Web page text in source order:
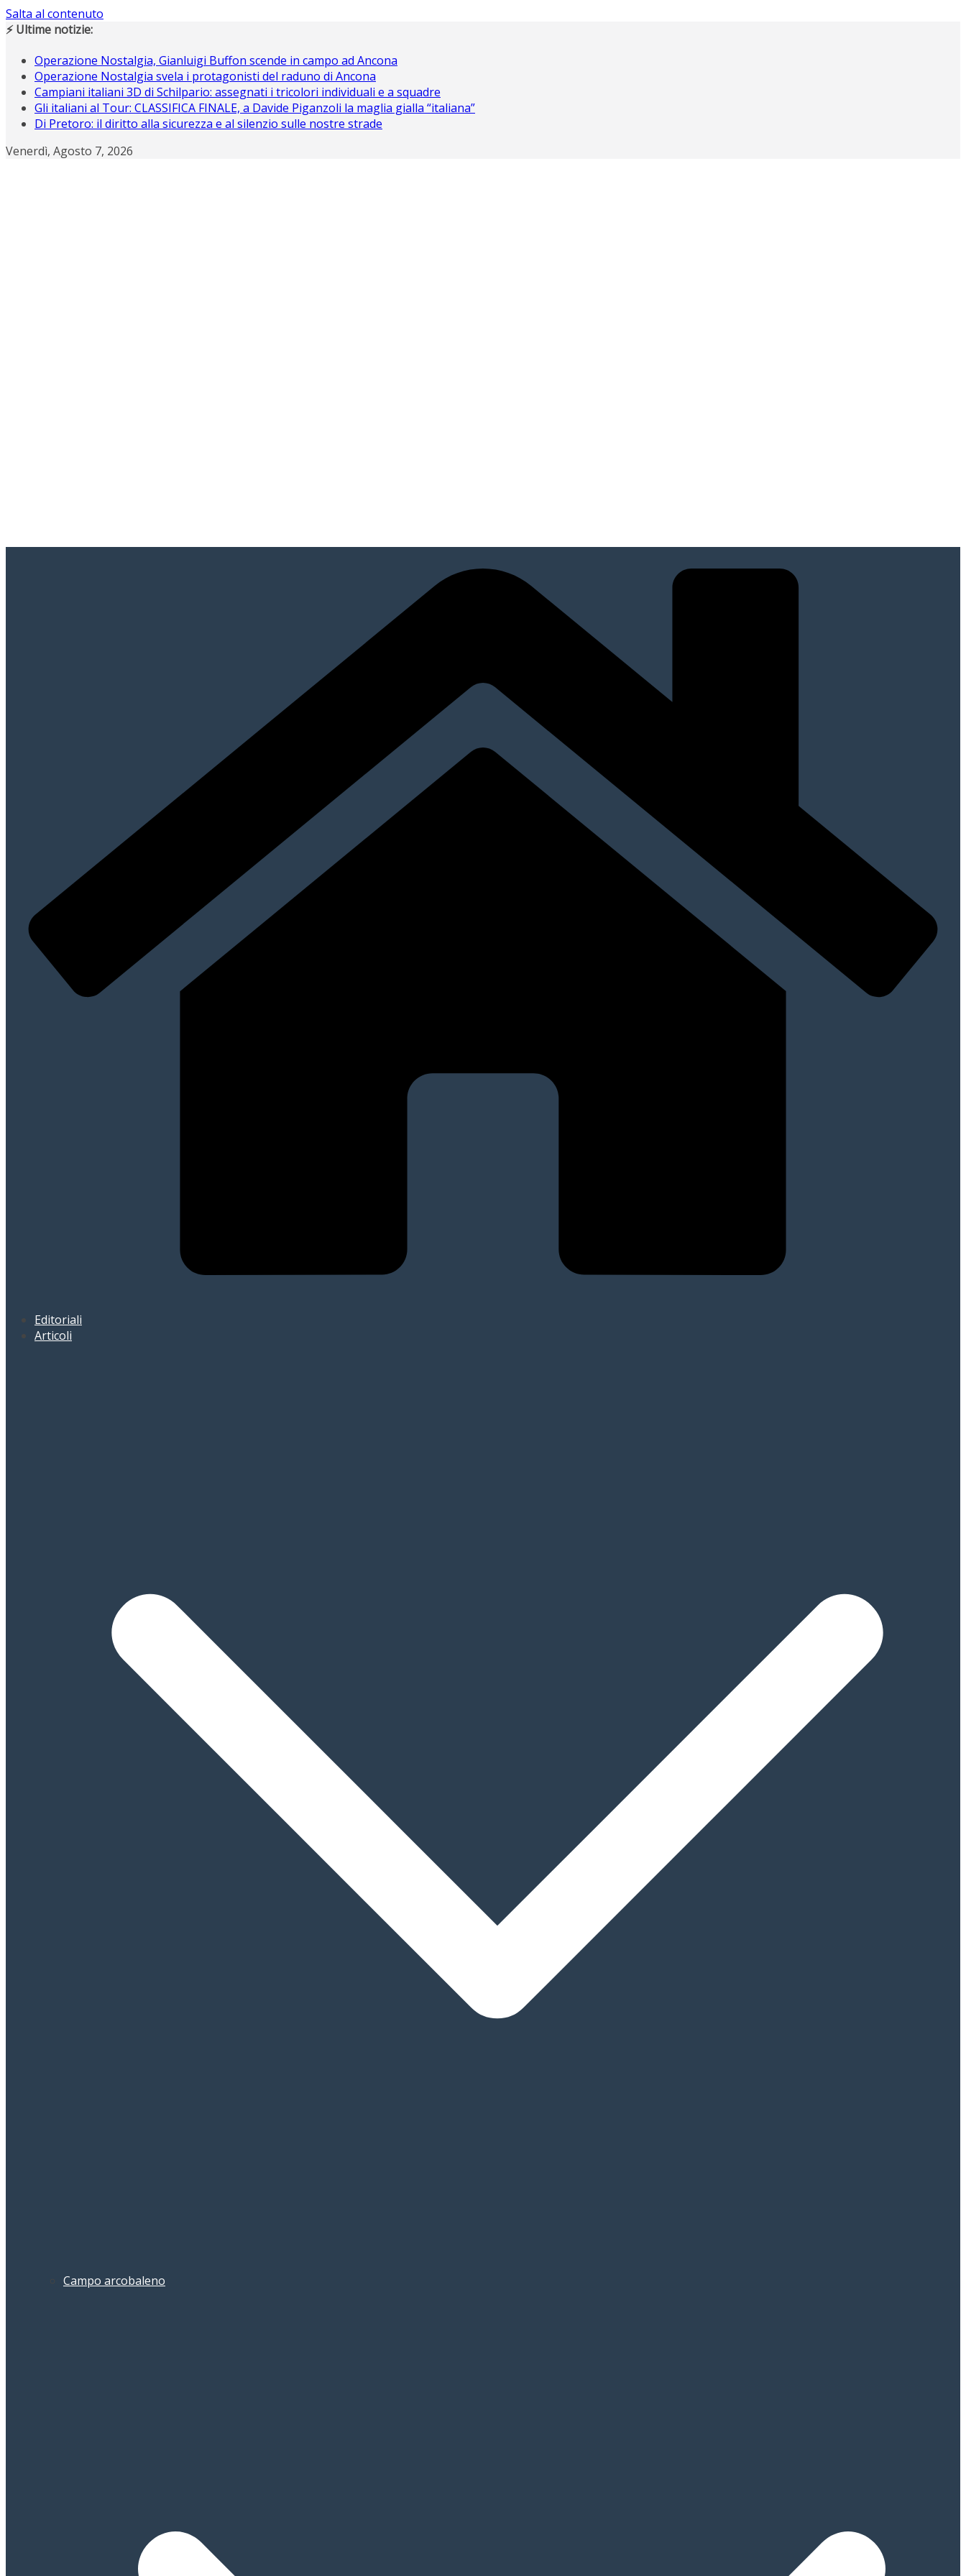
Salta al contenuto
⚡ Ultime notizie:
Operazione Nostalgia, Gianluigi Buffon scende in campo ad Ancona
Operazione Nostalgia svela i protagonisti del raduno di Ancona
Campiani italiani 3D di Schilpario: assegnati i tricolori individuali e a squadre
Gli italiani al Tour: CLASSIFICA FINALE, a Davide Piganzoli la maglia gialla “italiana”
Di Pretoro: il diritto alla sicurezza e al silenzio sulle nostre strade
Venerdì, Agosto 7, 2026
Editoriali
Articoli
Campo arcobaleno